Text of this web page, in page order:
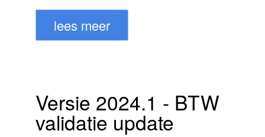
lees meer
Versie 2024.1 - BTW
validatie update